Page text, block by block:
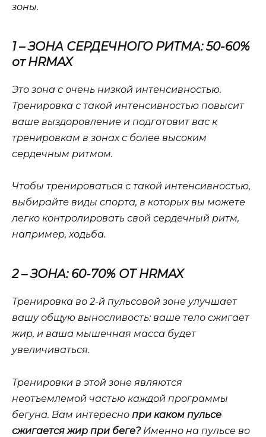
зоны.
1 – ЗОНА СЕРДЕЧНОГО РИТМА: 50-60%
от HRMAX
Это зона с очень низкой интенсивностью.
Тренировка с такой интенсивностью повысит
ваше выздоровление и подготовит вас к
тренировкам в зонах с более высоким
сердечным ритмом.
Чтобы тренироваться с такой интенсивностью,
выбирайте виды спорта, в которых вы можете
легко контролировать свой сердечный ритм,
например, ходьба.
2 – ЗОНА: 60-70% ОТ HRMAX
Тренировка во 2-й пульсовой зоне улучшает
вашу общую выносливость: ваше тело сжигает
жир, и ваша мышечная масса будет
увеличиваться.
Тренировки в этой зоне являются
неотъемлемой частью каждой программы
бегуна. Вам интересно при каком пульсе
сжигается жир при беге?Именно на пульсе во